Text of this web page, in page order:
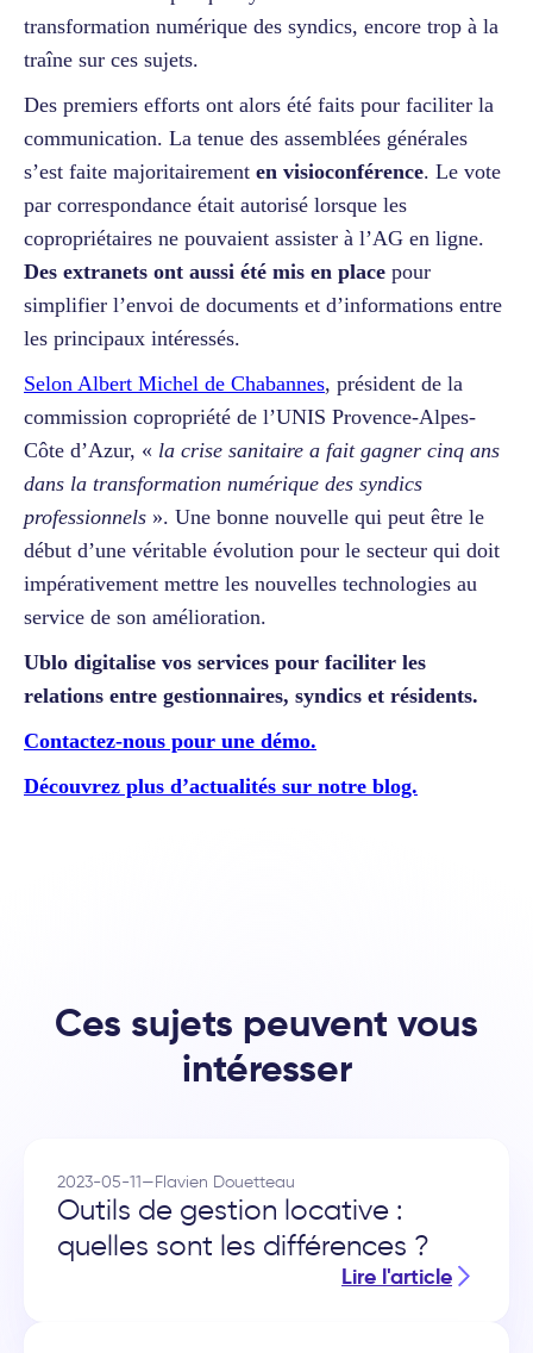
transformation numérique des syndics, encore trop à la
traîne sur ces sujets.
Des premiers efforts ont alors été faits pour faciliter la
communication. La tenue des assemblées générales
s’est faite majoritairement en visioconférence. Le vote
par correspondance était autorisé lorsque les
copropriétaires ne pouvaient assister à l’AG en ligne.
Des extranets ont aussi été mis en place pour
simplifier l’envoi de documents et d’informations entre
les principaux intéressés.
Selon Albert Michel de Chabannes, président de la
commission copropriété de l’UNIS Provence-Alpes-
Côte d’Azur, « la crise sanitaire a fait gagner cinq ans
dans la transformation numérique des syndics
professionnels ». Une bonne nouvelle qui peut être le
début d’une véritable évolution pour le secteur qui doit
impérativement mettre les nouvelles technologies au
service de son amélioration.
Ublo digitalise vos services pour faciliter les
relations entre gestionnaires, syndics et résidents.
Contactez-nous pour une démo.
Découvrez plus d’actualités sur notre blog.
Ces sujets peuvent vous
intéresser
2023-05-11—Flavien Douetteau
Outils de gestion locative :
quelles sont les différences ?
Lire l'article